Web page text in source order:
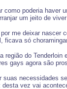
como poderia
um jeito de
me deixar
ficava só
região do
gays agora são
suas necessidades
vez vai